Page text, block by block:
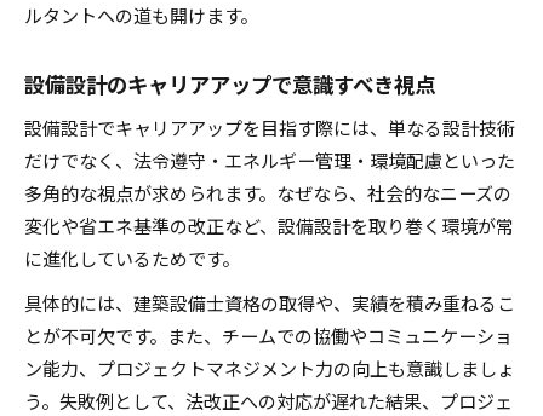
ルタントへの道も開けます。
設備設計のキャリアアップで意識すべき視点
設備設計でキャリアアップを目指す際には、単なる設計技術
だけでなく、法令遵守・エネルギー管理・環境配慮といった
多角的な視点が求められます。なぜなら、社会的なニーズの
変化や省エネ基準の改正など、設備設計を取り巻く環境が常
に進化しているためです。
具体的には、建築設備士資格の取得や、実績を積み重ねるこ
とが不可欠です。また、チームでの協働やコミュニケーショ
ン能力、プロジェクトマネジメント力の向上も意識しましょ
う。失敗例として、法改正への対応が遅れた結果、プロジェ